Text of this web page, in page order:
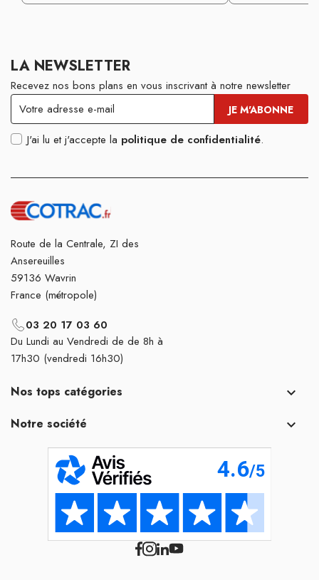
LA NEWSLETTER
Recevez nos bons plans en vous inscrivant à notre newsletter
J'ai lu et j'accepte la politique de confidentialité.
Route de la Centrale, ZI des
Ansereuilles
59136 Wavrin
France (métropole)
03 20 17 03 60
Du Lundi au Vendredi de de 8h à
17h30 (vendredi 16h30)
Nos tops catégories 
Notre société 